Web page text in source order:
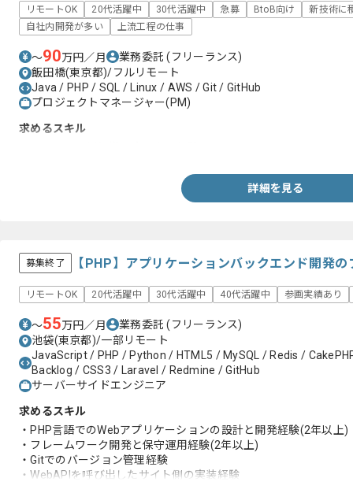
リモートOK 20代活躍中 30代活躍中 急募 BtoB向け
新技術に
自社内開発が多い
上流工程の仕事
〜90万円／月 業務委託(フリーランス)
飯田橋(東京都)/フルリモート
Java / PHP / SQL / Linux / AWS / Git / GitHub
プロジェクトマネージャー(PM)
求めるスキル
詳細を見る
募集終了 【PHP】アプリケーションバックエンド開発
リモートOK 20代活躍中 30代活躍中 40代活躍中 参画実績あり
〜55万円／月 業務委託(フリーランス)
池袋(東京都)/一部リモート
JavaScript / PHP / Python / HTML5 / MySQL / Redis /
Backlog / CSS3 / Laravel / Redmine / GitHub
サーバーサイドエンジニア
求めるスキル
・PHP言語でのWebアプリケーションの設計と開発経験(2年以上)
・フレームワーク開発と保守運用経験(2年以上)
・Gitでのバージョン管理経験
・WebAPIを呼び出したサイト側の実装経験